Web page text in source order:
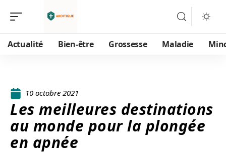
Actualité Bien-être Grossesse Maladie
10 octobre 2021
Les meilleures destinations
au monde pour la plongée
en apnée